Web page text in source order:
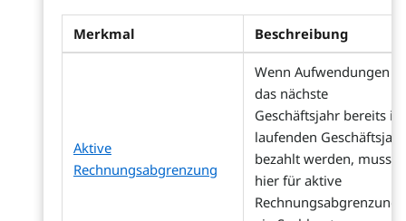
Merkmal Beschreibung
Aktive
Rechnungsabgrenzung
Wenn Aufwendungen
das nächste
Geschäftsjahr bereits im
laufenden Geschäftsjahr
bezahlt werden, muss
hier für aktive
Rechnungsabgrenzung